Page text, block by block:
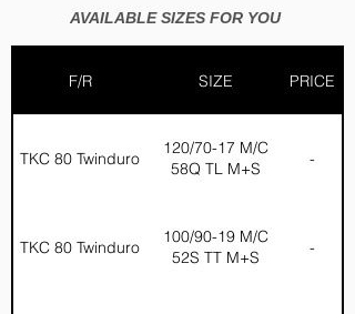
AVAILABLE SIZES FOR YOU
F/R SIZE PRICE
TKC 80 Twinduro
120/70-17 M/C
58Q TL M+S
-
TKC 80 Twinduro
100/90-19 M/C
52S TT M+S
-